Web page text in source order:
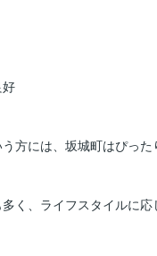
好
方には、坂城町はぴっ
く、ライフスタイルに